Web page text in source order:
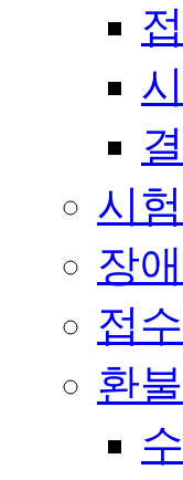
시
장
접
환